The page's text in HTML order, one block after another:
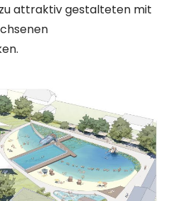
attraktiv gestalteten mit